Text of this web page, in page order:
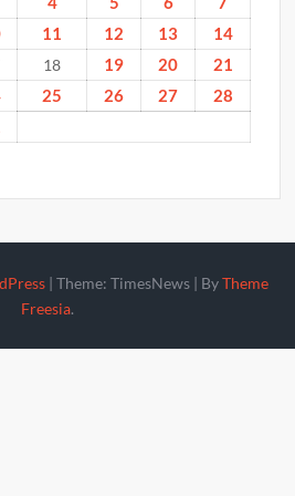
11 12 13
14
18 19 20
21
25 26 27
28
|Theme: TimesNews | ByTheme
Freesia.